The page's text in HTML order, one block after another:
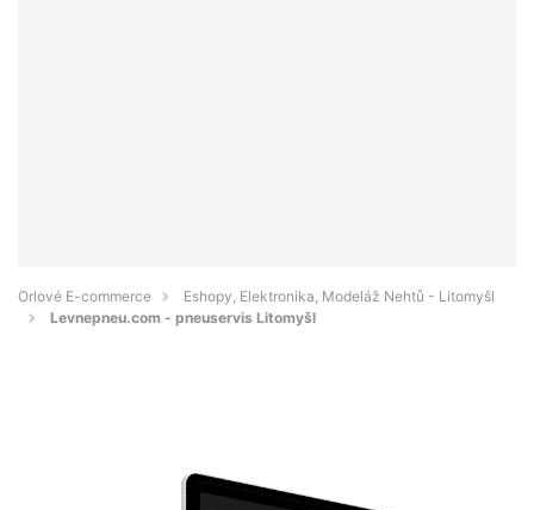
Orlové E-commerce
Eshopy, Elektronika, Modeláž Nehtů - Litomyšl
Levnepneu.com - pneuservis Litomyšl